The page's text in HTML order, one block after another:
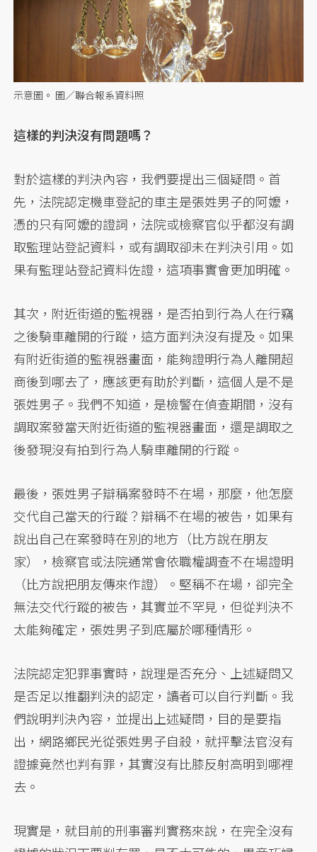
示意圖。 圖／聯合報系資料照
這樣的判決沒有問題嗎？
對於這樣的判決內容，我們要提出三個疑問。首
先，法院認定機車登記的車主是張姓男子的阿嬤，
憑的只有阿嬤的證詞，法院或檢察官似乎都沒有調
取監理站登記資料，或有調取卻未在判決引用。如
果有監理站登記資料佐證，這項事實會更加明確。
其次，附近街道的監視器，是否拍到行為人在行竊
之後騎車離開的行蹤，這方面判決沒有提及。如果
有附近街道的監視器畫面，能夠證明行為人離開超
商後到哪去了，應該更有助於判斷，這個人是不是
張姓男子。我們不知道，是檢警在偵查期間，沒有
調取案發當天附近街道的監視器畫面，還是調取之
後發現沒有拍到行為人騎車離開的行蹤。
最後，張姓男子辯稱案發時不在場，那麼，他怎麼
交代自己當天的行蹤？辯稱不在場的被告，如果有
說出自己在案發時在別的地方（比方說在朋友
家），檢察官或法院通常會依職權調查不在場證明
（比方說把朋友傳來作證）。堅稱不在場，卻完全
無法交代行蹤的被告，其實並不罕見，但從判決不
太能夠確定，張姓男子到底屬於哪種情形。
法院認定犯罪事實時，說理是否充分、上述疑問又
是否足以推翻判決的認定，讀者可以自行判斷。我
們說明判決內容，並提出上述疑問，目的是要指
出，網路鄉民光從張姓男子自殺，就抨擊法官沒有
證據竟然也判有罪，其實沒有比膝反射高明到哪裡
去。
現實是，就目前的刑事審判實務來說，在完全沒有